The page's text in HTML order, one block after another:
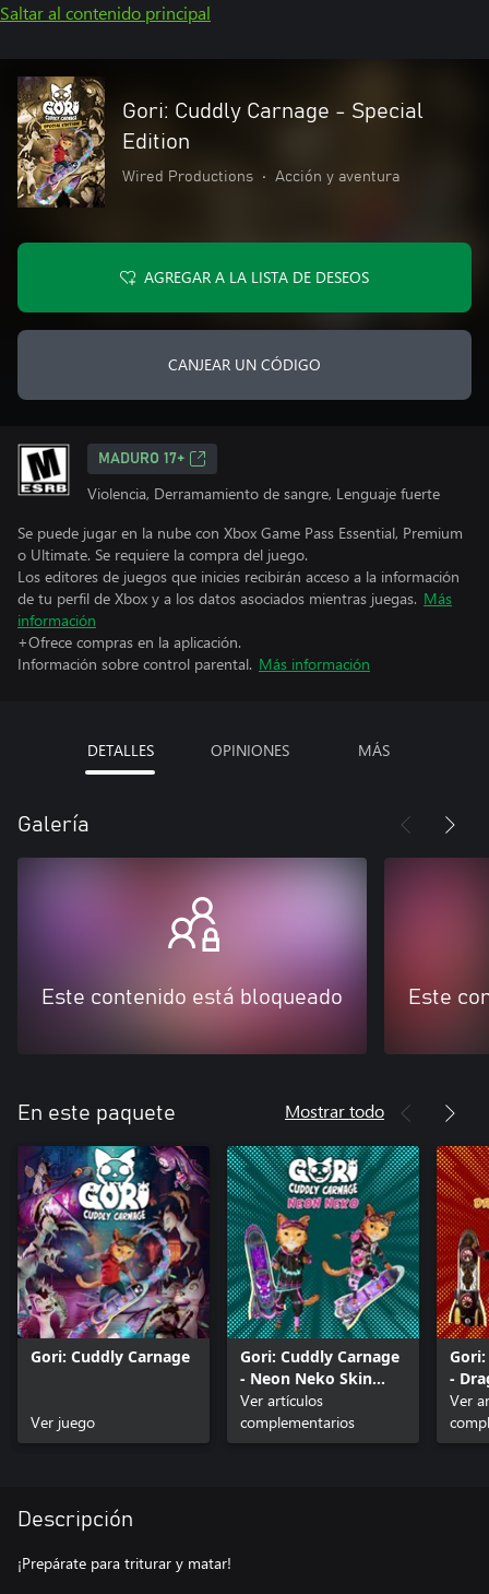
Saltar al contenido principal
Gori: Cuddly Carnage - Special
Edition
Wired Productions • Acción y aventura
AGREGAR A LA LISTA DE DESEOS
CANJEAR UN CÓDIGO
MADURO 17+
Violencia, Derramamiento de sangre, Lenguaje fuerte
Se puede jugar en la nube con Xbox Game Pass Essential, Premium
o Ultimate. Se requiere la compra del juego.
Los editores de juegos que inicies recibirán acceso a la información
de tu perfil de Xbox y a los datos asociados mientras juegas. Más
información
+Ofrece compras en la aplicación.
Información sobre control parental. Más información
DETALLES OPINIONES MÁS
Galería
Este contenido está bloqueado Este
En este paquete Mostrar todo
Gori: Cuddly Carnage
Ver juego
Gori: Cuddly Carnage
- Neon Neko Skin
Pack
Ver artículos
complementarios
-
Ver
Descripción
¡Prepárate para triturar y matar!